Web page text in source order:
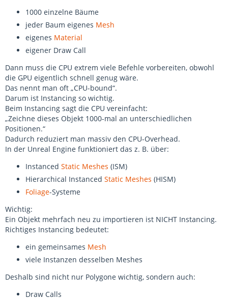
1000 einzelne Bäume
jeder Baum eigenes Mesh
eigenes Material
eigener Draw Call
Dann muss die CPU extrem viele Befehle vorbereiten, obwohl
die GPU eigentlich schnell genug wäre.
Das nennt man oft „CPU-bound“.
Darum ist Instancing so wichtig.
Beim Instancing sagt die CPU vereinfacht:
„Zeichne dieses Objekt 1000-mal an unterschiedlichen
Positionen.“
Dadurch reduziert man massiv den CPU-Overhead.
In der Unreal Engine funktioniert das z. B. über:
Instanced Static Meshes (ISM)
Hierarchical Instanced Static Meshes (HISM)
Foliage-Systeme
Wichtig:
Ein Objekt mehrfach neu zu importieren ist NICHT Instancing.
Richtiges Instancing bedeutet:
ein gemeinsames Mesh
viele Instanzen desselben Meshes
Deshalb sind nicht nur Polygone wichtig, sondern auch:
Draw Calls